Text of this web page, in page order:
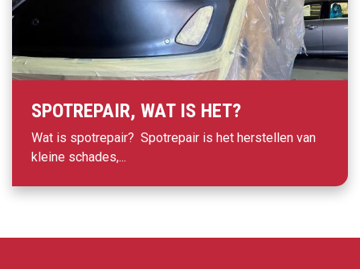
SPOTREPAIR, WAT IS HET?
Wat is spotrepair? Spotrepair is het herstellen van
kleine schades,...